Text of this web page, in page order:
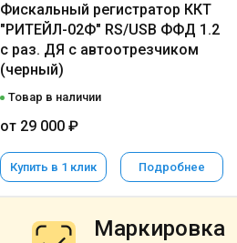
Фискальный регистратор ККТ
"РИТЕЙЛ-02Ф" RS/USB ФФД 1.2
с раз. ДЯ с автоотрезчиком
(черный)
Товар в наличии
от 29 000 ₽
Купить в 1 клик Подробнее
Маркировка